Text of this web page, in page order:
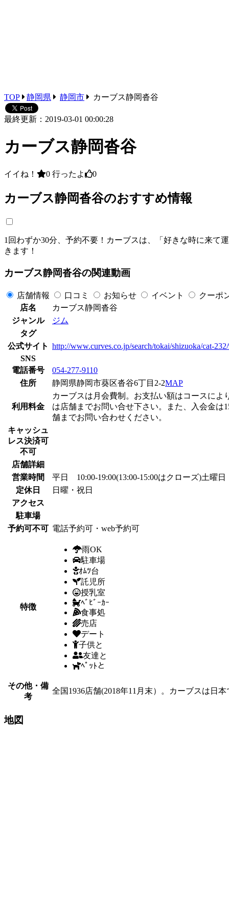
TOP 静岡県 静岡市 カーブス静岡沓谷
最終更新：2019-03-01 00:00:28
カーブス静岡沓谷
イイね！ 0 行ったよ 0
カーブス静岡沓谷のおすすめ情報
1回わずか30分、予約不要！カーブスは、「好きな時に来て
きます！
カーブス静岡沓谷の関連動画
店舗情報 口コミ お知らせ イベント
クーポ
店名
カーブス静岡沓谷
ジャンル
ジム
タグ
公式サイト http://www.curves.co.jp/search/tokai/shizuoka/cat-
SNS
電話番号
054-277-9110
住所
静岡県静岡市葵区沓谷6丁目2-2MAP
利用料金
カーブスは月会費制。お支払い額はコースによ
は店舗までお問い合せ下さい。また、入会金は
舗までお問い合わせください。
キャッシュ
レス決済可
不可
店舗詳細
営業時間
平日 10:00-19:00(13:00-15:00はクローズ)土曜
定休日
日曜・祝日
アクセス
駐車場
予約可不可 電話予約可・web予約可
特徴
雨OK
駐車場
ｵﾑﾂ台
託児所
授乳室
ﾍﾞﾋﾞｰｶｰ
食事処
売店
デート
子供と
友達と
ﾍﾟｯﾄと
その他・備
考
全国1936店舗(2018年11月末）。カーブスは日
地図